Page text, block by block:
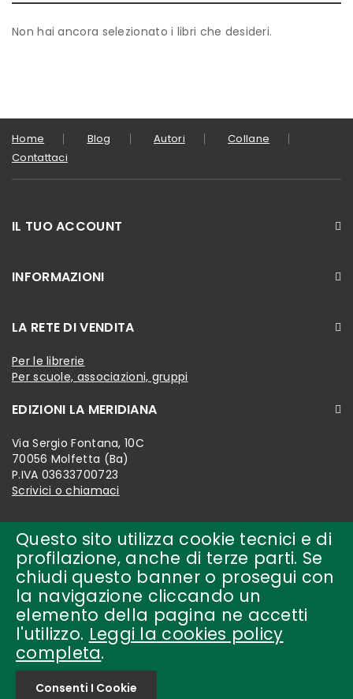
Questo sito utilizza cookie tecnici e di
profilazione, anche di terze parti. Se
chiudi questo banner o prosegui con
la navigazione cliccando un
elemento della pagina ne accetti
l'utilizzo. Leggi la cookies policy
completa.
Consenti I Cookie
Non hai ancora selezionato i libri che desideri.
Home Blog Autori
Collane
Contattaci
IL TUO ACCOUNT
INFORMAZIONI
LA RETE DI VENDITA
Per le librerie
Per scuole, associazioni, gruppi
EDIZIONI LA MERIDIANA
Via Sergio Fontana, 10C
70056 Molfetta (Ba)
P.IVA 03633700723
Scrivici o chiamaci
Copyright © 2018-present by
edizioni la meridiana Tutti i
diritti riservati.